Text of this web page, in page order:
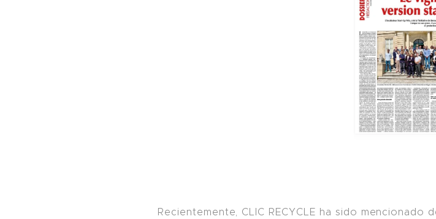
Recientemente, CLIC RECYCLE ha sido